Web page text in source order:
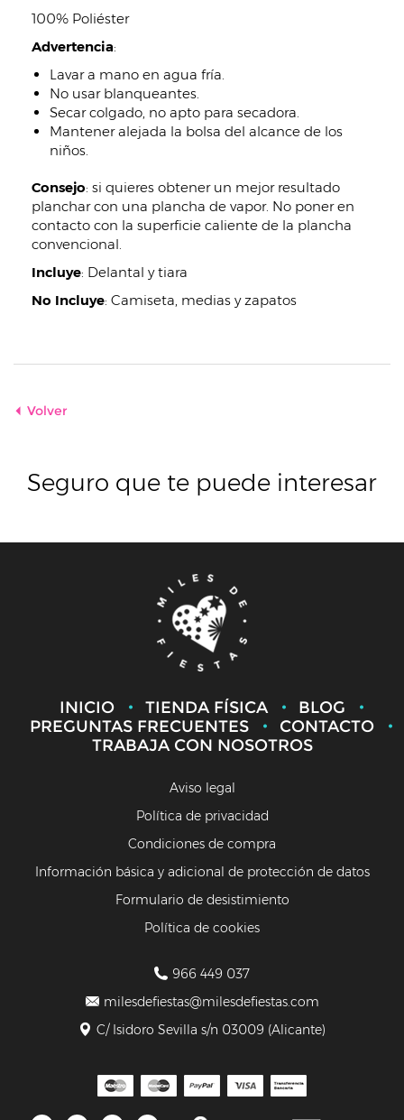
100% Poliéster
Advertencia:
Lavar a mano en agua fría.
No usar blanqueantes.
Secar colgado, no apto para secadora.
Mantener alejada la bolsa del alcance de los
niños.
Consejo: si quieres obtener un mejor resultado
planchar con una plancha de vapor. No poner en
contacto con la superficie caliente de la plancha
convencional.
Incluye: Delantal y tiara
No Incluye: Camiseta, medias y zapatos
Volver
Seguro que te puede interesar
INICIO TIENDA FÍSICA
BLOG
PREGUNTAS FRECUENTES
CONTACTO
TRABAJA CON NOSOTROS
Aviso legal
Política de privacidad
Condiciones de compra
Información básica y adicional de protección de datos
Formulario de desistimiento
Política de cookies
966 449 037
milesdefiestas@milesdefiestas.com
C/ Isidoro Sevilla s/n 03009 (Alicante)